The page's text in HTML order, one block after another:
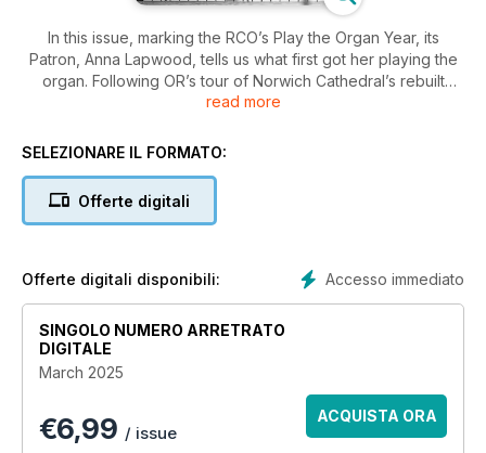
In this issue, marking the RCO’s Play the Organ Year, its
Patron, Anna Lapwood, tells us what first got her playing the
organ. Following OR’s tour of Norwich Cathedral’s rebuilt
organ, Martin Ford takes us around Harrisons’ new instrument
performers on international tours: Scott Brothers Duo take
Sayer continues his sell-out performances of Hans Zimmer’s
Interstellar. We conclude our series on organ music
composer Francis Pott talks to OR about his fascinating life
read more
SELEZIONARE IL FORMATO:
Offerte digitali
Accesso immediato
Offerte digitali disponibili:
SINGOLO NUMERO ARRETRATO
DIGITALE
March 2025
€6,99 / issue
ACQUISTA ORA